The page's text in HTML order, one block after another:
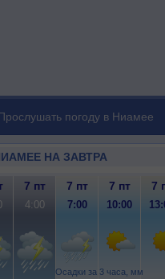
погоду в Ниамее
НА ЗАВТРА
Осадки за 3 часа, мм
7 пт 7 пт 7 пт 7
4:00 7:00 10:00